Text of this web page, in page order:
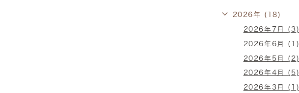
2026年 (18)
2026年7月 (3)
2026年6月 (1)
2026年5月 (2)
2026年4月 (5)
2026年3月 (1)